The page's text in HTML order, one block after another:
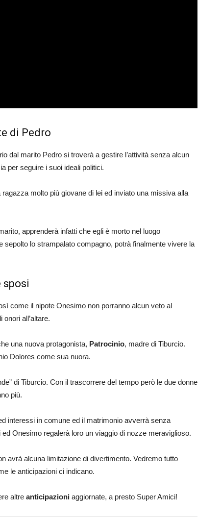
di Pedro
dal marito Pedro si troverà a gestire l’attività senza alcun
per seguire i suoi ideali politici.
molto più giovane di lei ed inviato una missiva alla
apprenderà infatti che egli è morto nel luogo
sepolto lo strampalato compagno, potrà finalmente vivere la
sposi
come il nipote Onesimo non porranno alcun veto al
onori all’altare.
una nuova protagonista, Patrocinio, madre di Tiburcio.
Dolores come sua nuora.
di Tiburcio. Con il trascorrere del tempo però le due donne
più.
interessi in comune ed il matrimonio avverrà senza
Onesimo regalerà loro un viaggio di nozze meraviglioso.
avrà alcuna limitazione di divertimento. Vedremo tutto
le anticipazioni ci indicano.
altre anticipazioni aggiornate, a presto Super Amici!